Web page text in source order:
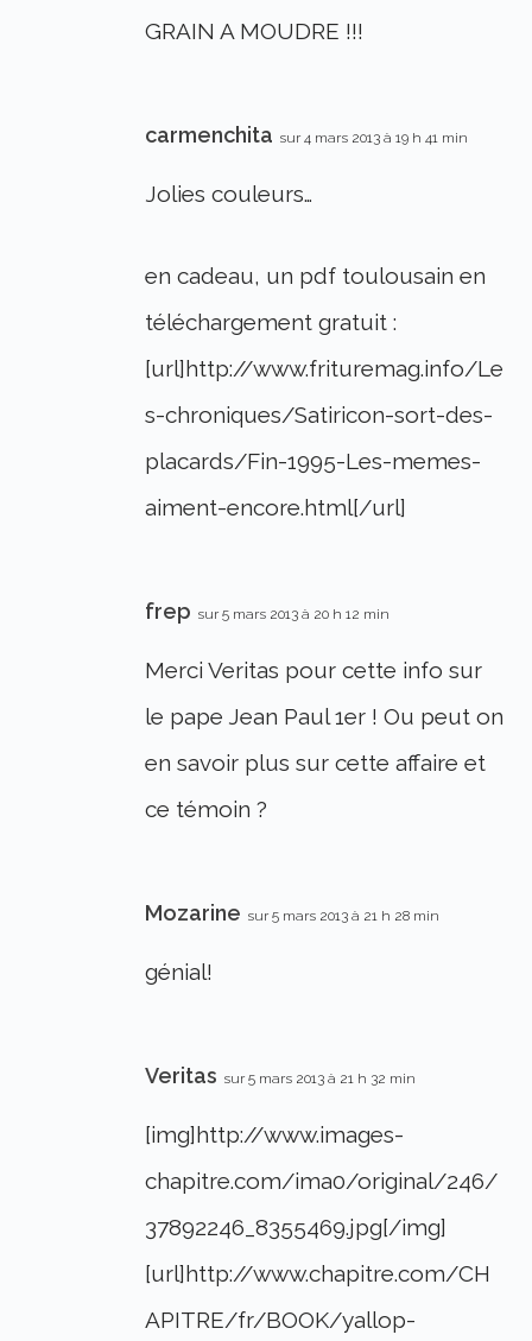
GRAIN A MOUDRE !!!
carmenchita sur 4 mars 2013 à 19 h 41 min
Jolies couleurs…
en cadeau, un pdf toulousain en
téléchargement gratuit :
[url]http://www.frituremag.info/Le
s-chroniques/Satiricon-sort-des-
placards/Fin-1995-Les-memes-
aiment-encore.html[/url]
frep sur 5 mars 2013 à 20 h 12 min
Merci Veritas pour cette info sur
le pape Jean Paul 1er ! Ou peut on
en savoir plus sur cette affaire et
ce témoin ?
Mozarine sur 5 mars 2013 à 21 h 28 min
génial!
Veritas sur 5 mars 2013 à 21 h 32 min
[img]http://www.images-
chapitre.com/ima0/original/246/
37892246_8355469.jpg[/img]
[url]http://www.chapitre.com/CH
APITRE/fr/BOOK/yallop-